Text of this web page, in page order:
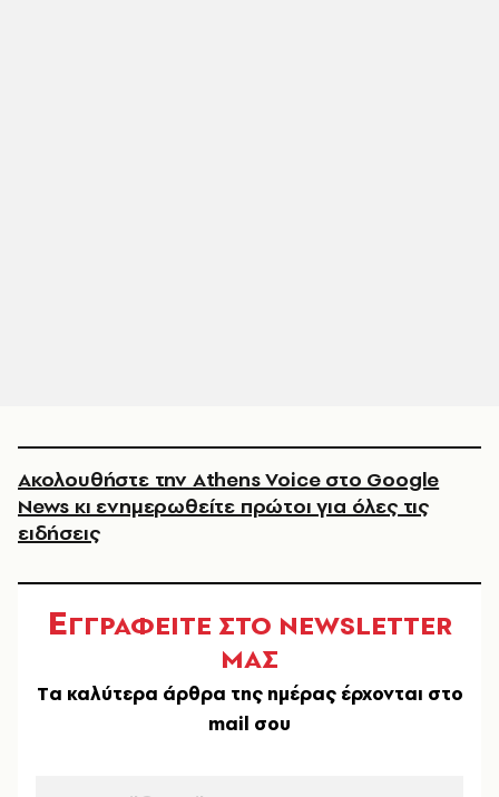
Ακολουθήστε την Athens Voice στο Google
News κι ενημερωθείτε πρώτοι για όλες τις
ειδήσεις
ΕΓΓΡΑΦΕΙΤΕ ΣΤΟ NEWSLETTER
ΜΑΣ
Tα καλύτερα άρθρα της ημέρας έρχονται στο
mail σου